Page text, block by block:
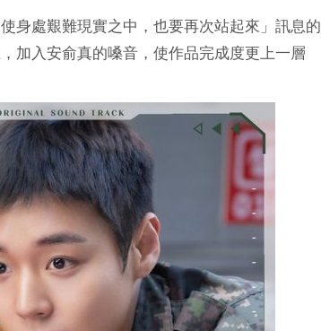
身處艱難現實之中，也要再次站起來」訊息的
加入安俞真的嗓音，使作品完成度更上一層